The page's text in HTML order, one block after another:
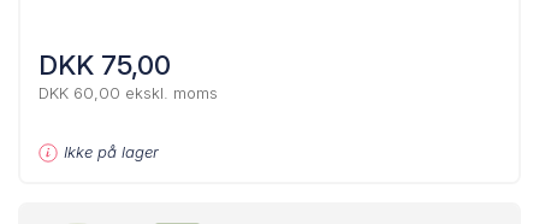
DKK 75,00
DKK 60,00 ekskl. moms
Ikke på lager